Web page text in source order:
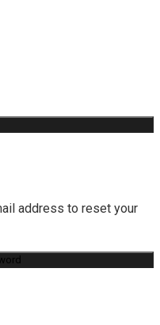
address to reset your